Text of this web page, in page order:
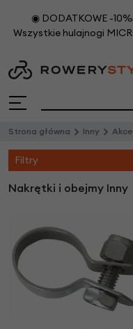
◉ DODATKOWE -
Wszystkie hulajnogi
Strona główna Inny
Filtry
Nakrętki i obejmy Inny